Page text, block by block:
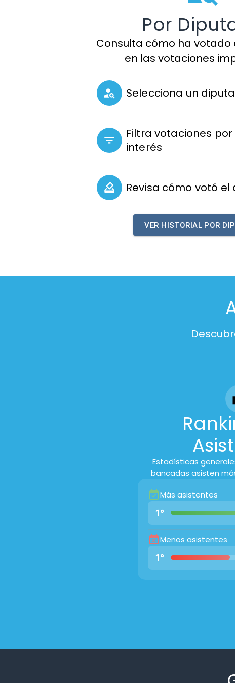
Por
Consulta cómo ha
en las votaciones
Selecciona un
Filtra votaciones
interés
Revisa cómo votó
VER HISTORIAL POR
Estadísticas
bancadas asisten
Más asistentes
1°
Menos asistentes
1°